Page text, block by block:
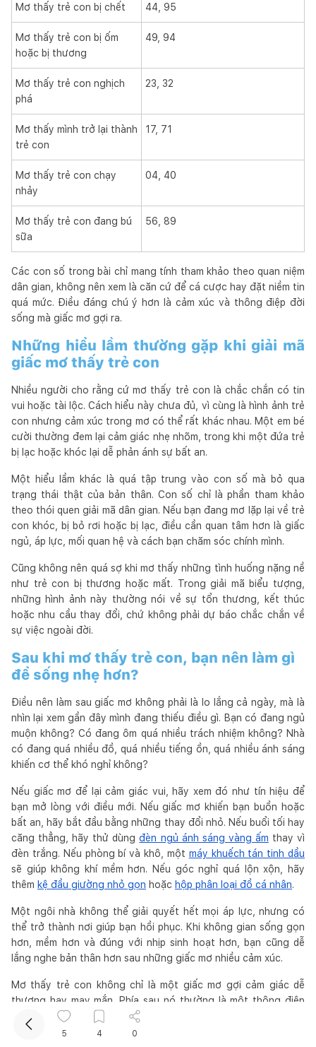
Mơ thấy trẻ con bị chết 44, 95
Mơ thấy trẻ con bị ốm
hoặc bị thương
49, 94
Mơ thấy trẻ con nghịch
phá
23, 32
Mơ thấy mình trở lại thành
trẻ con
17, 71
Mơ thấy trẻ con chạy
nhảy
04, 40
Mơ thấy trẻ con đang bú
sữa
56, 89
Các con số trong bài chỉ mang tính tham khảo theo quan niệm
dân gian, không nên xem là căn cứ để cá cược hay đặt niềm tin
quá mức. Điều đáng chú ý hơn là cảm xúc và thông điệp đời
sống mà giấc mơ gợi ra.
Những hiểu lầm thường gặp khi giải mã
giấc mơ thấy trẻ con
Nhiều người cho rằng cứ mơ thấy trẻ con là chắc chắn có tin
vui hoặc tài lộc. Cách hiểu này chưa đủ, vì cùng là hình ảnh trẻ
con nhưng cảm xúc trong mơ có thể rất khác nhau. Một em bé
cười thường đem lại cảm giác nhẹ nhõm, trong khi một đứa trẻ
bị lạc hoặc khóc lại dễ phản ánh sự bất an.
Một hiểu lầm khác là quá tập trung vào con số mà bỏ qua
trạng thái thật của bản thân. Con số chỉ là phần tham khảo
theo thói quen giải mã dân gian. Nếu bạn đang mơ lặp lại về trẻ
con khóc, bị bỏ rơi hoặc bị lạc, điều cần quan tâm hơn là giấc
ngủ, áp lực, mối quan hệ và cách bạn chăm sóc chính mình.
Cũng không nên quá sợ khi mơ thấy những tình huống nặng nề
như trẻ con bị thương hoặc mất. Trong giải mã biểu tượng,
những hình ảnh này thường nói về sự tổn thương, kết thúc
hoặc nhu cầu thay đổi, chứ không phải dự báo chắc chắn về
sự việc ngoài đời.
Sau khi mơ thấy trẻ con, bạn nên làm gì
để sống nhẹ hơn?
Điều nên làm sau giấc mơ không phải là lo lắng cả ngày, mà là
nhìn lại xem gần đây mình đang thiếu điều gì. Bạn có đang ngủ
muộn không? Có đang ôm quá nhiều trách nhiệm không? Nhà
có đang quá nhiều đồ, quá nhiều tiếng ồn, quá nhiều ánh sáng
khiến cơ thể khó nghỉ không?
Nếu giấc mơ để lại cảm giác vui, hãy xem đó như tín hiệu để
bạn mở lòng với điều mới. Nếu giấc mơ khiến bạn buồn hoặc
bất an, hãy bắt đầu bằng những thay đổi nhỏ. Nếu buổi tối hay
căng thẳng, hãy thử dùng đèn ngủ ánh sáng vàng ấm thay vì
đèn trắng. Nếu phòng bí và khô, một máy khuếch tán tinh dầu
sẽ giúp không khí mềm hơn. Nếu góc nghỉ quá lộn xộn, hãy
thêm kệ đầu giường nhỏ gọn hoặc hộp phân loại đồ cá nhân.
Một ngôi nhà không thể giải quyết hết mọi áp lực, nhưng có
thể trở thành nơi giúp bạn hồi phục. Khi không gian sống gọn
hơn, mềm hơn và đúng với nhịp sinh hoạt hơn, bạn cũng dễ
lắng nghe bản thân hơn sau những giấc mơ nhiều cảm xúc.
Mơ thấy trẻ con không chỉ là một giấc mơ gợi cảm giác dễ
thương hay may mắn. Phía sau nó thường là một thông điệp
sâu hơn về phần cảm xúc mong manh, trong trẻo nhưng dễ bị
bỏ quên bên trong bạn. Khi hiểu đúng, bạn sẽ nhận ra điều mình
5 4 0
Kết nối thiết kế, thi công
Mua sắm hoàn thiện nhà